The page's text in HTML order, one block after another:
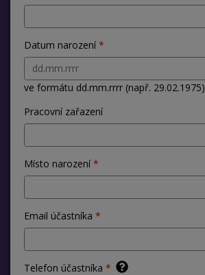
Datum narození
ve formátu dd.mm.rrrr (např. 29.02.1975)
Pracovní zařazení
Místo narození
Email účastníka
Telefon účastníka